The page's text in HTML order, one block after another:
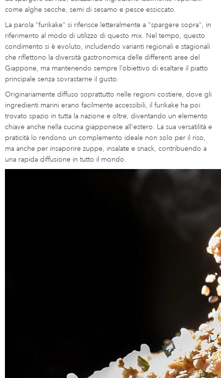
come alghe secche, semi di sesamo e pesce essiccato.
La parola "furikake" si riferisce letteralmente a "spargere sopra", in
riferimento al modo di utilizzo di questo mix. Nel tempo, questo
condimento si è evoluto, includendo varianti regionali e stagionali
che riflettono la diversità gastronomica delle differenti aree del
Giappone, ma mantenendo sempre l’obiettivo di esaltare il piatto
principale senza sovrastarne il gusto.
Originariamente diffuso soprattutto nelle regioni costiere, dove gli
ingredienti marini erano facilmente accessibili, il furikake ha poi
trovato spazio in tutta la nazione e oltre, diventando un elemento
chiave anche nella cucina giapponese all'estero. La sua versatilità e
praticità lo rendono un complemento ideale non solo per il riso,
ma anche per insaporire zuppe, insalate e snack, contribuendo a
una rapida diffusione in tutto il mondo.